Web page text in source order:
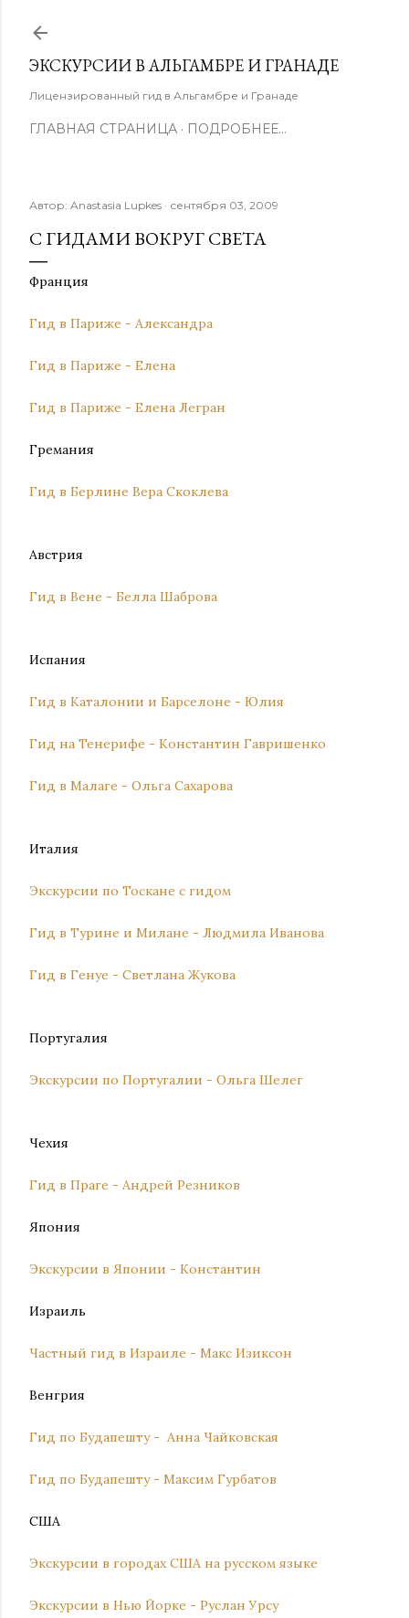
ЭКСКУРСИИ В АЛЬГАМБРЕ И ГРАНАДЕ
Лицензированный гид в Альгамбре и Гранаде
ГЛАВНАЯ СТРАНИЦА ПОДРОБНЕЕ…
Автор: Anastasia Lupkes сентября 03, 2009
С ГИДАМИ ВОКРУГ СВЕТА
Франция
Гид в Париже - Александра
Гид в Париже - Елена
Гид в Париже - Елена Легран
Гремания
Гид в Берлине Вера Скоклева
Австрия
Гид в Вене - Белла Шаброва
Испания
Гид в Каталонии и Барселоне - Юлия
Гид на Тенерифе - Константин Гавришенко
Гид в Малаге - Ольга Сахарова
Италия
Экскурсии по Тоскане с гидом
Гид в Турине и Милане - Людмила Иванова
Гид в Генуе - Светлана Жукова
Португалия
Экскурсии по Португалии - Ольга Шелег
Чехия
Гид в Праге - Андрей Резников
Япония
Экскурсии в Японии - Константин
Израиль
Частный гид в Израиле - Макс Изиксон
Венгрия
Гид по Будапешту - Анна Чайковская
Гид по Будапешту - Максим Гурбатов
США
Экскурсии в городах США на русском языке
Экскурсии в Нью Йорке - Руслан Урсу